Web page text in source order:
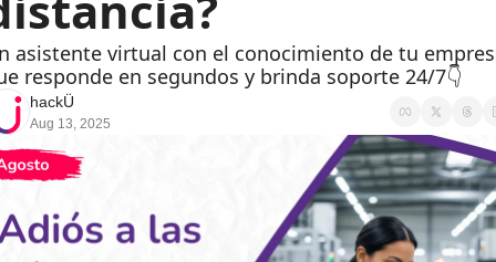
asistente virtual con el conocimiento de tu
responde en segundos y brinda soporte 24/7👇
hackÜ
Aug 13, 2025